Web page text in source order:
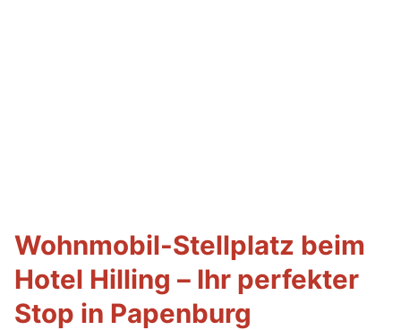
Wohnmobil-Stellplatz beim
Hotel Hilling – Ihr perfekter
Stop in Papenburg